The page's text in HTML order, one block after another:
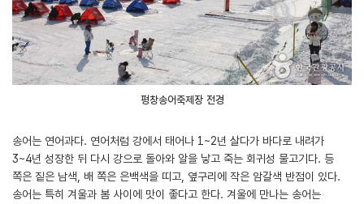
평창송어축제장 전경
송어는 연어과다. 연어처럼 강에서 태어나 1~2년 살다가 바다로 내려가
3~4년 성장한 뒤 다시 강으로 돌아와 알을 낳고 죽는 회귀성 물고기다. 등
쪽은 짙은 남색, 배 쪽은 은백색을 띠고, 옆구리에 작은 암갈색 반점이 있다.
송어는 특히 겨울과 봄 사이에 맛이 좋다고 한다. 겨울에 만나는 송어는